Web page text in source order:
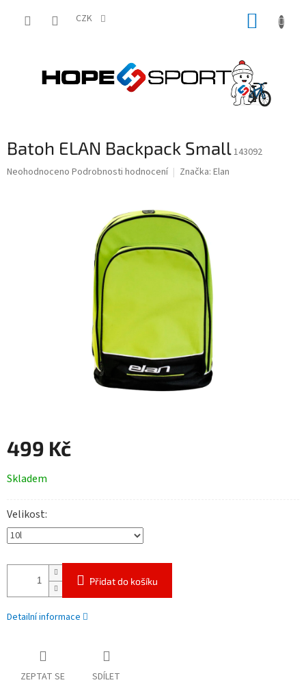
CZK
Batoh ELAN Backpack Small143092
Průměrné
Neohodnoceno Podrobnosti hodnocení Značka: Elan
499 Kč
cena:
Skladem
Velikost
Přidat do košíku
Detailní informace
ZEPTAT SE SDÍLET